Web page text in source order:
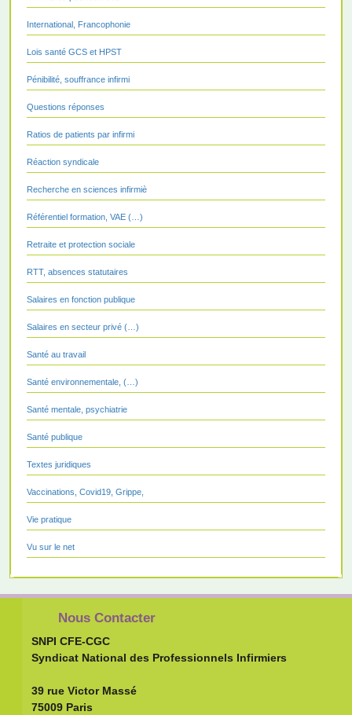
International, Francophonie
Lois santé GCS et HPST
Pénibilité, souffrance infirmi
Questions réponses
Ratios de patients par infirmi
Réaction syndicale
Recherche en sciences infirmiè
Référentiel formation, VAE (…)
Retraite et protection sociale
RTT, absences statutaires
Salaires en fonction publique
Salaires en secteur privé (…)
Santé au travail
Santé environnementale, (…)
Santé mentale, psychiatrie
Santé publique
Textes juridiques
Vaccinations, Covid19, Grippe,
Vie pratique
Vu sur le net
Nous Contacter
SNPI CFE-CGC
Syndicat National des Professionnels Infirmiers
39 rue Victor Massé
75009 Paris